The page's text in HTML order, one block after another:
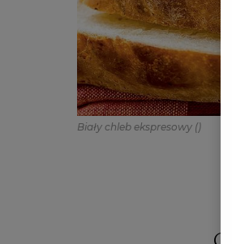
Biały chleb ekspresowy ()